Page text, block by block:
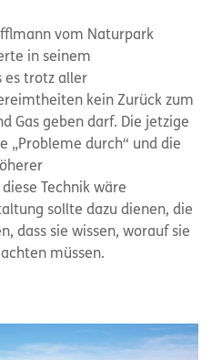
vom Naturpark
in seinem
es trotz aller
kein Zurück zum
Gas geben darf. Die jetzige
„Probleme durch“ und die
Technik wäre
sollte dazu dienen, die
dass sie wissen, worauf sie
müssen.